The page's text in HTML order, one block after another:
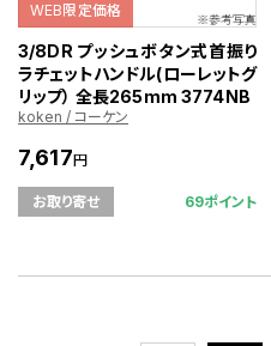
WEB限定価格
3/8DR プッシュボタン式首振り
ラチェットハンドル(ローレットグ
リップ） 全長265mm 3774NB
koken / コーケン
7,617円
お取り寄せ 69ポイント